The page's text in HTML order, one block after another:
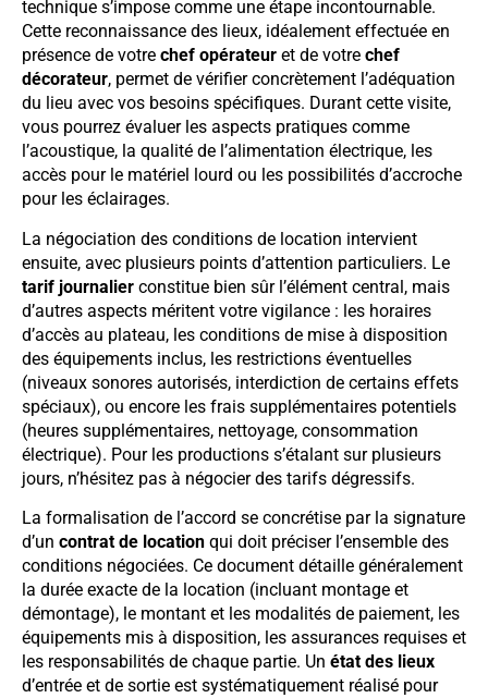
technique s’impose comme une étape incontournable.
Cette reconnaissance des lieux, idéalement effectuée en
présence de votre chef opérateur et de votre chef
décorateur, permet de vérifier concrètement l’adéquation
du lieu avec vos besoins spécifiques. Durant cette visite,
vous pourrez évaluer les aspects pratiques comme
l’acoustique, la qualité de l’alimentation électrique, les
accès pour le matériel lourd ou les possibilités d’accroche
pour les éclairages.
La négociation des conditions de location intervient
ensuite, avec plusieurs points d’attention particuliers. Le
tarif journalier constitue bien sûr l’élément central, mais
d’autres aspects méritent votre vigilance : les horaires
d’accès au plateau, les conditions de mise à disposition
des équipements inclus, les restrictions éventuelles
(niveaux sonores autorisés, interdiction de certains effets
spéciaux), ou encore les frais supplémentaires potentiels
(heures supplémentaires, nettoyage, consommation
électrique). Pour les productions s’étalant sur plusieurs
jours, n’hésitez pas à négocier des tarifs dégressifs.
La formalisation de l’accord se concrétise par la signature
d’un contrat de location qui doit préciser l’ensemble des
conditions négociées. Ce document détaille généralement
la durée exacte de la location (incluant montage et
démontage), le montant et les modalités de paiement, les
équipements mis à disposition, les assurances requises et
les responsabilités de chaque partie. Un état des lieux
d’entrée et de sortie est systématiquement réalisé pour